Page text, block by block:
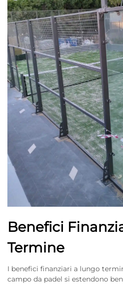
Benefici
Termine
I benefici finanziari a lungo
campo da padel si estendono